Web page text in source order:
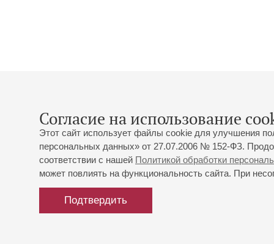
Согласие на использование
Этот сайт использует файлы cookie для улучшения
персональных данных» от 27.07.2006 № 152-ФЗ.
соответствии с нашей Политикой обработки
может повлиять на функциональность сайта. При
Подтвердить